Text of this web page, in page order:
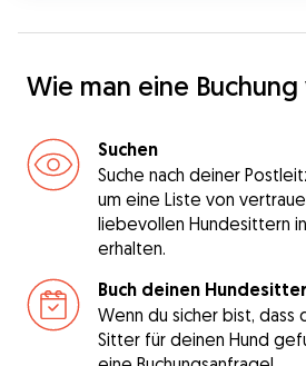
Wie man eine
Suchen
Suche nach deiner
um eine Liste von
liebevollen Hundesittern
erhalten.
Buch deinen Hundesitter
Wenn du sicher bist,
Sitter für deinen Hund